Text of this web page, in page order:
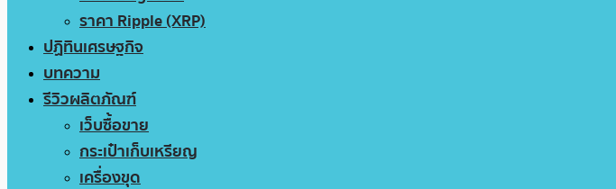
ราคา Ripple (XRP)
ปฏิทินเศรษฐกิจ
บทความ
รีวิวผลิตภัณฑ์
เว็บซื้อขาย
กระเป๋าเก็บเหรียญ
เครื่องขุด